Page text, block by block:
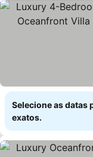
Selecione as datas
exatos.